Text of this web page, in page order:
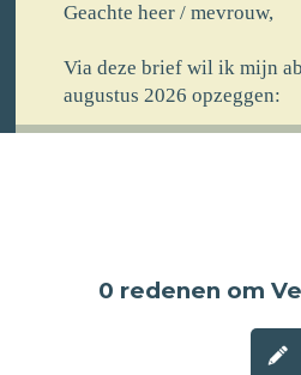
Geachte heer / mevrouw,
Via deze brief wil ik mijn
augustus 2026 opzeggen:
De incassomachtiging ten
7 augustus 2026 laten
0 redenen om